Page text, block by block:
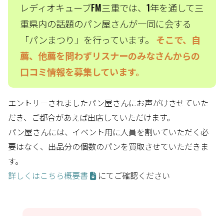
レディオキューブFM三重では、1年を通して三
重県内の話題のパン屋さんが一同に会する
「パンまつり」を行っています。 そこで、自
薦、他薦を問わずリスナーのみなさんからの
口コミ情報を募集しています。
エントリーされましたパン屋さんにお声がけさせていた
だき、ご都合があえば出店していただけます。
パン屋さんには、イベント用に人員を割いていただく必
要はなく、出品分の個数のパンを買取させていただきま
す。
詳しくはこちら概要書
にてご確認ください